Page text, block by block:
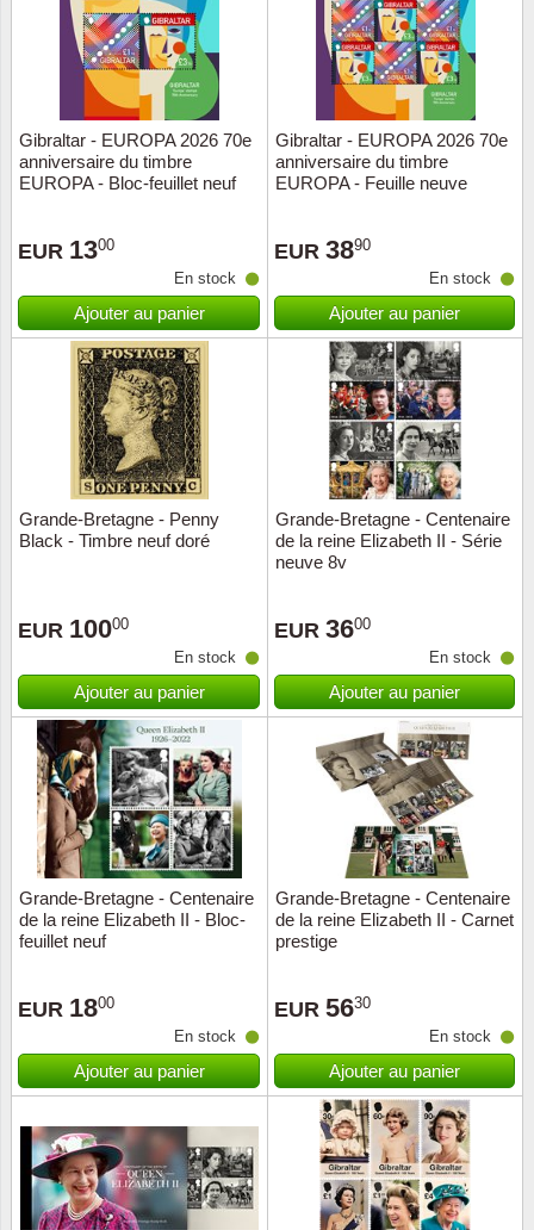
Gibraltar - EUROPA 2026 70e
anniversaire du timbre
EUROPA - Bloc-feuillet neuf
EUR 1300
En stock
Ajouter au panier
Gibraltar - EUROPA 2026 70e
anniversaire du timbre
EUROPA - Feuille neuve
EUR 3890
En stock
Ajouter au panier
Grande-Bretagne - Penny
Black - Timbre neuf doré
EUR 10000
En stock
Ajouter au panier
Grande-Bretagne - Centenaire
de la reine Elizabeth II - Série
neuve 8v
EUR 3600
En stock
Ajouter au panier
Grande-Bretagne - Centenaire
de la reine Elizabeth II - Bloc-
feuillet neuf
EUR 1800
En stock
Ajouter au panier
Grande-Bretagne - Centenaire
de la reine Elizabeth II - Carnet
prestige
EUR 5630
En stock
Ajouter au panier